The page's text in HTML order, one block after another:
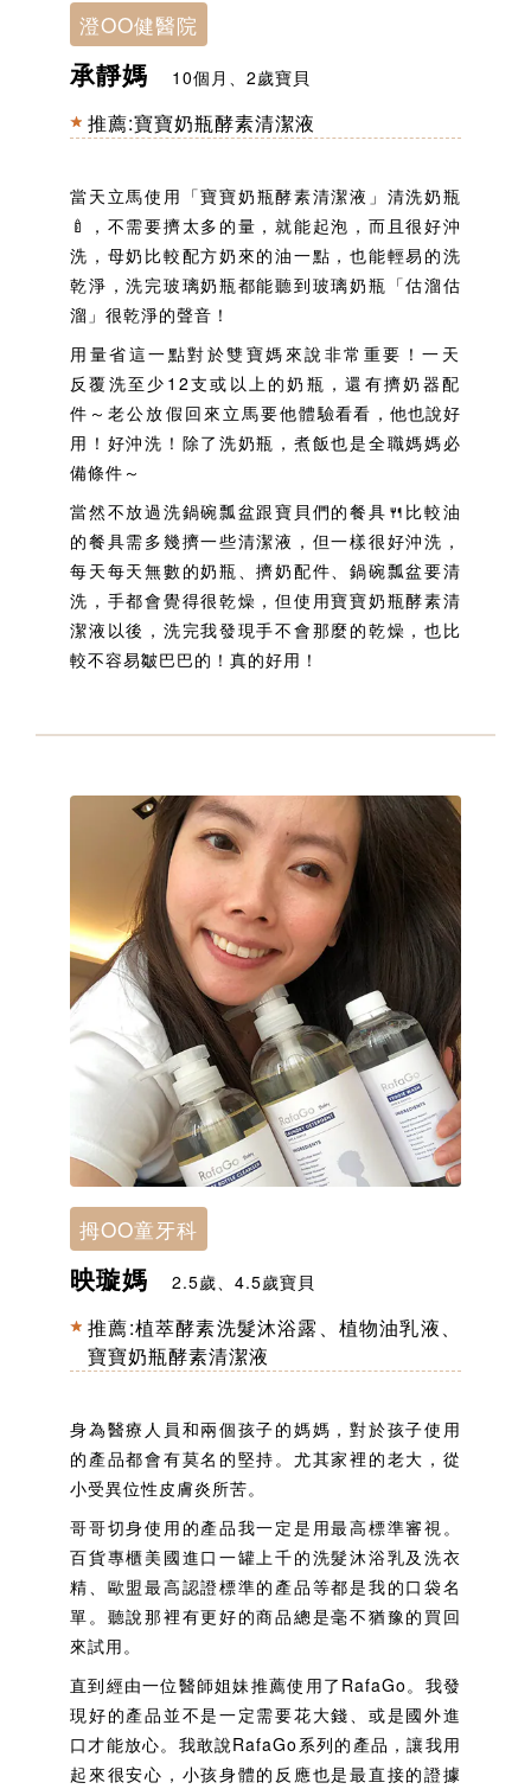
澄OO健醫院
承靜媽 10個月、2歲寶貝
推薦:寶寶奶瓶酵素清潔液
當天立馬使用「寶寶奶瓶酵素清潔液 」清洗奶瓶
🍼，不需要擠太多的量，就能起泡，而且很好沖
洗，母奶比較配方奶來的油一點，也能輕易的洗
乾淨，洗完玻璃奶瓶都能聽到玻璃奶瓶「估溜估
溜」很乾淨的聲音！
用量省這一點對於雙寶媽來說非常重要！一天
反覆洗至少12支或以上的奶瓶，還有擠奶器配
件～老公放假回來立馬要他體驗看看，他也說好
用！好沖洗！除了洗奶瓶，煮飯也是全職媽媽必
備條件～
當然不放過洗鍋碗瓢盆跟寶貝們的餐具🍴比較油
的餐具需多幾擠一些清潔液，但一樣很好沖洗，
每天每天無數的奶瓶、擠奶配件、鍋碗瓢盆要清
洗，手都會覺得很乾燥，但使用寶寶奶瓶酵素清
潔液 以後，洗完我發現手不會那麼的乾燥，也比
較不容易皺巴巴的！真的好用！
拇OO童牙科
映璇媽 2.5歲、4.5歲寶貝
推薦:植萃酵素洗髮沐浴露 、 植物油乳液、
寶寶奶瓶酵素清潔液
身為醫療人員和兩個孩子的媽媽，對於孩子使用
的產品都會有莫名的堅持。尤其家裡的老大，從
小受異位性皮膚炎所苦。
哥哥切身使用的產品我一定是用最高標準審視。
百貨專櫃美國進口一罐上千的洗髮沐浴乳及洗衣
精、歐盟最高認證標準的產品等都是我的口袋名
單。聽說那裡有更好的商品總是毫不猶豫的買回
來試用。
直到經由一位醫師姐妹推薦使用了RafaGo。我發
現好的產品並不是一定需要花大錢、或是國外進
口才能放心。我敢說RafaGo系列的產品，讓我用
起來很安心，小孩身體的反應也是最直接的證據